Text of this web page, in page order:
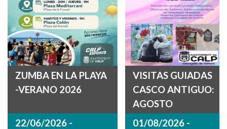
ZUMBA EN LA PLAYA
-VERANO 2026
22/06/2026 -
VISITAS GUIADAS
CASCO ANTIGUO:
AGOSTO
01/08/2026 -